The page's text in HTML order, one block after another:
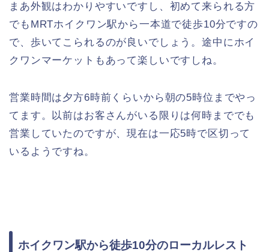
まあ外観はわかりやすいですし、初めて来られる方
でもMRTホイクワン駅から一本道で徒歩10分ですの
で、歩いてこられるのが良いでしょう。途中にホイ
クワンマーケットもあって楽しいですしね。
営業時間は夕方6時前くらいから朝の5時位までやっ
てます。以前はお客さんがいる限りは何時まででも
営業していたのですが、現在は一応5時で区切って
いるようですね。
ホイクワン駅から徒歩10分のローカルレスト